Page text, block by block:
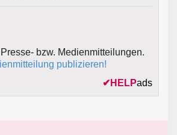
bzw. Medienmitteilungen.
publizieren!
✔ HELPads